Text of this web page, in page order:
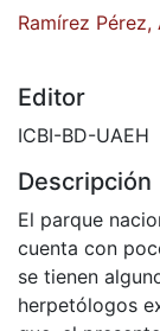
Ramírez Pérez,
Editor
ICBI-BD-UAEH
Descripción
El parque
cuenta con
se tienen
herpetólogos